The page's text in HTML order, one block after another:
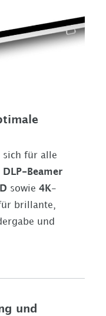
sich für alle
Beamer
sowie 4K-
brillante,
und
und